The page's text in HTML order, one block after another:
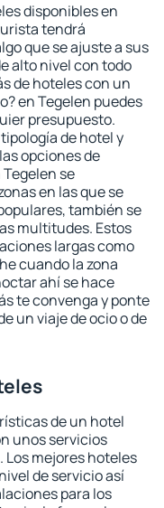
disponibles en
tendrá
que se ajuste a sus
alto nivel con todo
de hoteles con un
en Tegelen puedes
presupuesto.
de hotel y
opciones de
se
en las que se
también se
multitudes. Estos
largas como
cuando la zona
ahí se hace
te convenga y ponte
un viaje de ocio o de
de un hotel
unos servicios
mejores hoteles
de servicio así
para los